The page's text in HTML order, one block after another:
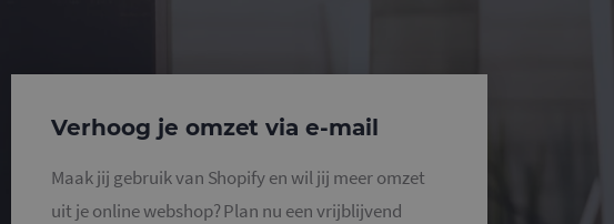
Verhoog je omzet via e-mail
Maak jij gebruik van Shopify en wil jij meer omzet
uit je online webshop? Plan nu een vrijblijvend